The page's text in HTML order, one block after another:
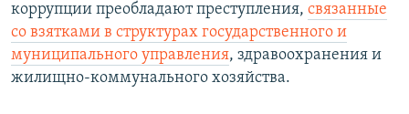
коррупции преобладают преступления, связанные
со взятками в структурах государственного и
муниципального управления, здравоохранения и
жилищно-коммунального хозяйства.